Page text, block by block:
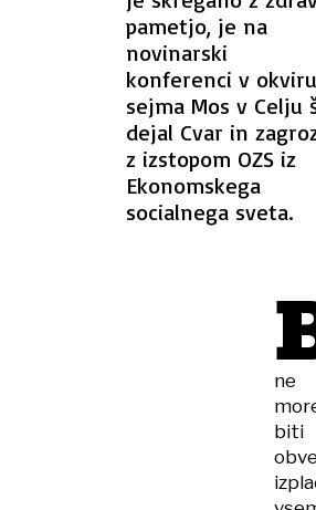
pametjo, je na
novinarski
konferenci v okviru
sejma Mos v Celju
dejal Cvar in
z izstopom OZS iz
Ekonomskega
socialnega sveta.
ne
biti